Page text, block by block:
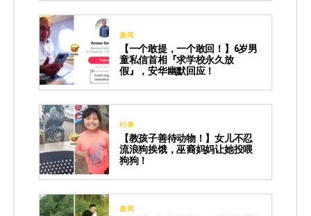
趣闻
【一个敢提，一个敢回！】6岁男
童私信首相『求学校永久放
假』，安华幽默回应！
时事
【教孩子善待动物！】女儿不忍
流浪狗挨饿，巫裔妈妈让她投喂
狗狗！
趣闻